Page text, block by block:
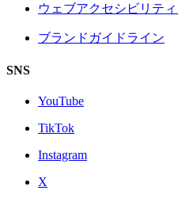
ウェブアクセシビリテ
ブランドガイドライン
SNS
YouTube
TikTok
Instagram
X